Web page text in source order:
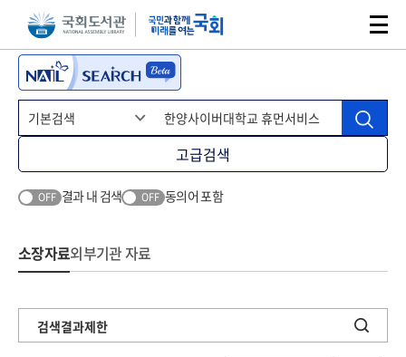
본문 바로가기주메뉴 바로가기
고급검색
OFF 결과 내 검색 OFF 동의어 포함
소장자료외부기관 자료
검색결과제한